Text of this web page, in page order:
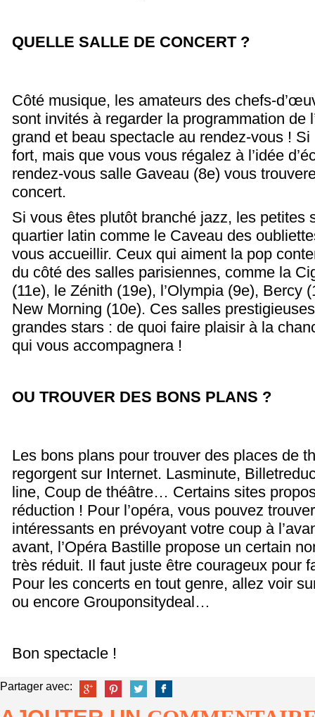
QUELLE SALLE DE CONCERT ?
Côté musique, les amateurs des chefs-
sont invités à regarder la programmation de
grand et beau spectacle au rendez-vous ! Si
fort, mais que vous vous régalez à l’idée
rendez-vous salle Gaveau (8e) vous
concert.
Si vous êtes plutôt branché jazz, les petites
quartier latin comme le Caveau des
vous accueillir. Ceux qui aiment la pop
du côté des salles parisiennes, comme la
(11e), le Zénith (19e), l’Olympia (9e), Bercy
New Morning (10e). Ces salles
grandes stars : de quoi faire plaisir à la
qui vous accompagnera !
OU TROUVER DES BONS PLANS ?
Les bons plans pour trouver des places de
regorgent sur Internet. Lasminute,
line, Coup de théâtre… Certains sites
réduction ! Pour l’opéra, vous pouvez
intéressants en prévoyant votre coup à
avant, l’Opéra Bastille propose un certain
très réduit. Il faut juste être courageux pour
Pour les concerts en tout genre, allez voir
ou encore Grouponsitydeal…
Bon spectacle !
Partager avec: